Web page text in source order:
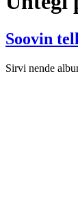
Soovin
Sirvi nende